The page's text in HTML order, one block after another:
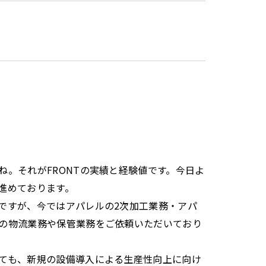
それがFRONTの実績と経験値です。今日よ
ております。
すが、今ではアパレルの2次加工業務・アパ
物流業務や保管業務をご依頼いただいており
も、新規の設備導入による生産性向上に向け